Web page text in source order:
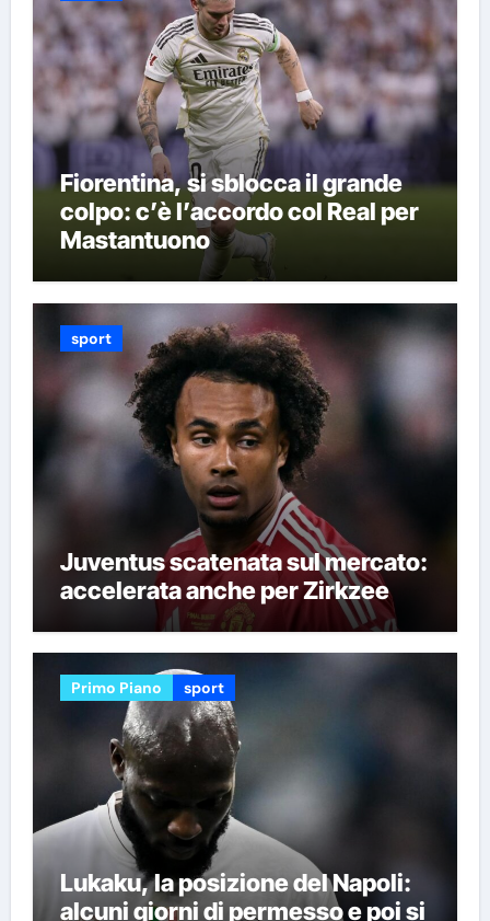
Fiorentina, si sblocca il grande
colpo: c’è l’accordo col Real per
Mastantuono
sport
Juventus scatenata sul mercato:
accelerata anche per Zirkzee
Primo Piano sport
Lukaku, la posizione del Napoli:
alcuni giorni di permesso e poi si